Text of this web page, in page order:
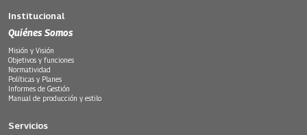
Institucional
Quiénes Somos
Misión y Visión
Objetivos y funciones
Normatividad
Políticas y Planes
Informes de Gestión
Manual de producción y estilo
Servicios